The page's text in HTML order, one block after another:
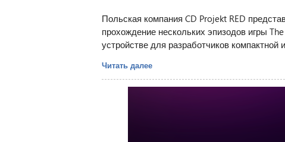
Польская компания CD Projekt RED
прохождение нескольких эпизодов игры
устройстве для разработчиков компактной
Читать далее